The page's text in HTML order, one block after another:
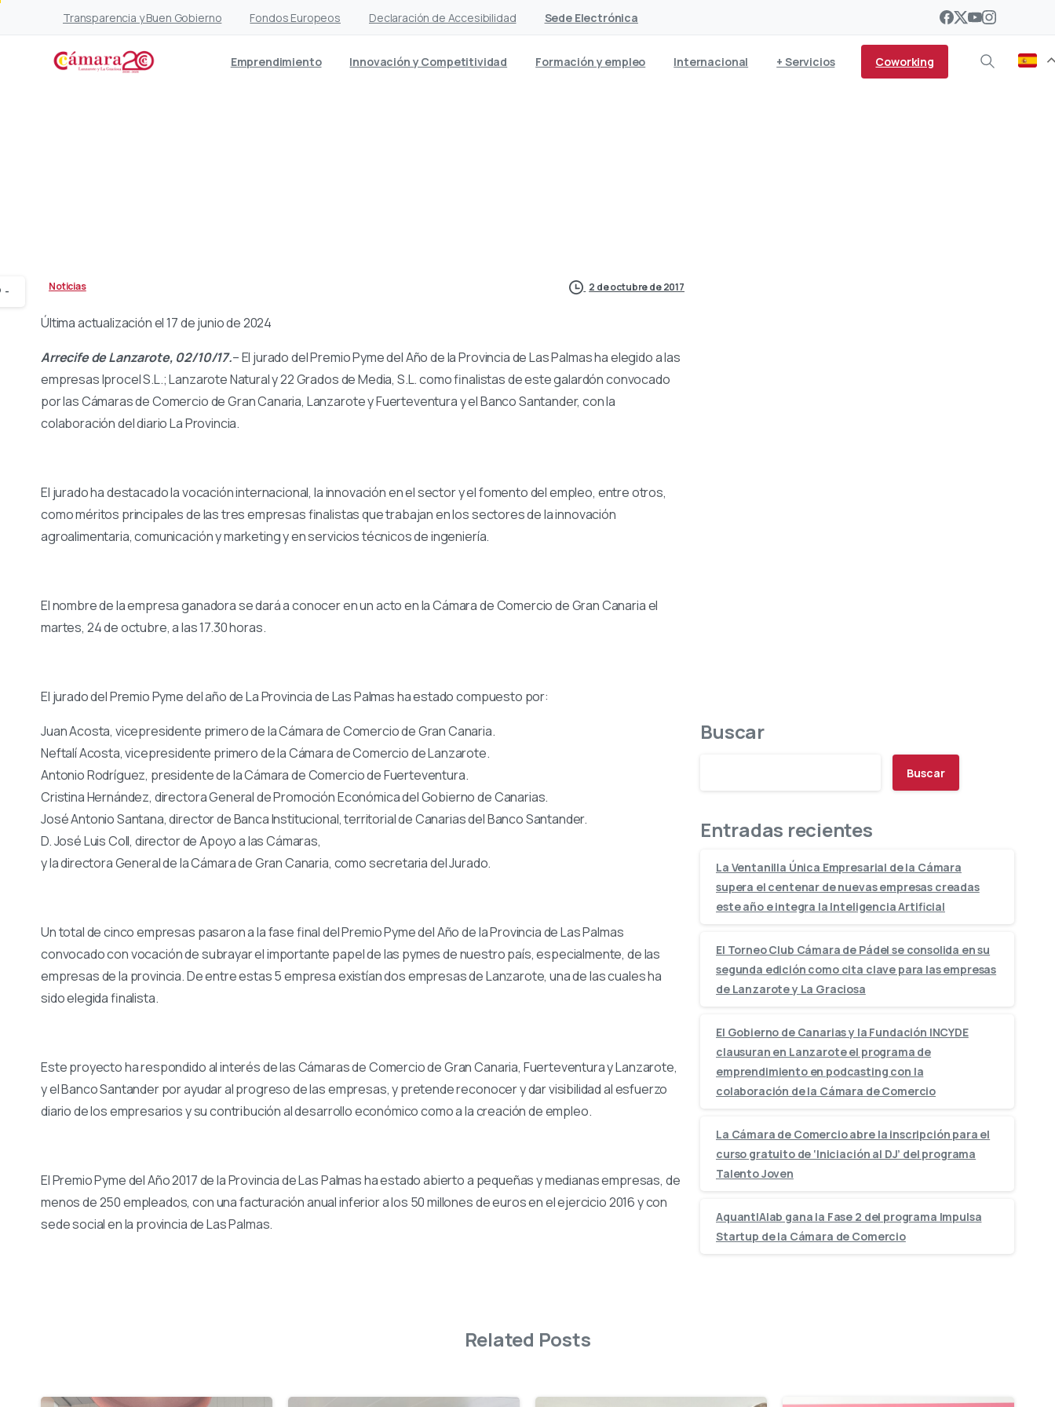
Transparencia y Buen Gobierno Fondos Europeos Declaración de Accesibilidad Sede Electrónica
Emprendimiento Innovación y Competitividad Formación y empleo Internacional + Servicios Coworking
Noticias 2 de octubre de 2017
Última actualización el 17 de junio de 2024
Arrecife de Lanzarote, 02/10/17.– El jurado del Premio Pyme del Año de la Provincia de Las Palmas ha elegido a las
empresas Iprocel S.L.; Lanzarote Natural y 22 Grados de Media, S.L. como finalistas de este galardón convocado
por las Cámaras de Comercio de Gran Canaria, Lanzarote y Fuerteventura y el Banco Santander, con la
colaboración del diario La Provincia.
El jurado ha destacado la vocación internacional, la innovación en el sector y el fomento del empleo, entre otros,
como méritos principales de las tres empresas finalistas que trabajan en los sectores de la innovación
agroalimentaria, comunicación y marketing y en servicios técnicos de ingeniería.
El nombre de la empresa ganadora se dará a conocer en un acto en la Cámara de Comercio de Gran Canaria el
martes, 24 de octubre, a las 17.30 horas.
El jurado del Premio Pyme del año de La Provincia de Las Palmas ha estado compuesto por:
Juan Acosta, vicepresidente primero de la Cámara de Comercio de Gran Canaria.
Neftalí Acosta, vicepresidente primero de la Cámara de Comercio de Lanzarote.
Antonio Rodríguez, presidente de la Cámara de Comercio de Fuerteventura.
Cristina Hernández, directora General de Promoción Económica del Gobierno de Canarias.
José Antonio Santana, director de Banca Institucional, territorial de Canarias del Banco Santander.
D. José Luis Coll, director de Apoyo a las Cámaras,
y la directora General de la Cámara de Gran Canaria, como secretaria del Jurado.
Un total de cinco empresas pasaron a la fase final del Premio Pyme del Año de la Provincia de Las Palmas
convocado con vocación de subrayar el importante papel de las pymes de nuestro país, especialmente, de las
empresas de la provincia. De entre estas 5 empresa existían dos empresas de Lanzarote, una de las cuales ha
sido elegida finalista.
Este proyecto ha respondido al interés de las Cámaras de Comercio de Gran Canaria, Fuerteventura y Lanzarote,
y el Banco Santander por ayudar al progreso de las empresas, y pretende reconocer y dar visibilidad al esfuerzo
diario de los empresarios y su contribución al desarrollo económico como a la creación de empleo.
El Premio Pyme del Año 2017 de la Provincia de Las Palmas ha estado abierto a pequeñas y medianas empresas, de
menos de 250 empleados, con una facturación anual inferior a los 50 millones de euros en el ejercicio 2016 y con
sede social en la provincia de Las Palmas.
-
Buscar
Buscar
Entradas recientes
La Ventanilla Única Empresarial de la Cámara
supera el centenar de nuevas empresas creadas
este año e integra la Inteligencia Artificial
El Torneo Club Cámara de Pádel se consolida en su
segunda edición como cita clave para las empresas
de Lanzarote y La Graciosa
El Gobierno de Canarias y la Fundación INCYDE
clausuran en Lanzarote el programa de
emprendimiento en podcasting con la
colaboración de la Cámara de Comercio
La Cámara de Comercio abre la inscripción para el
curso gratuito de ‘Iniciación al DJ’ del programa
Talento Joven
AquantIAlab gana la Fase 2 del programa Impulsa
Startup de la Cámara de Comercio
Related Posts